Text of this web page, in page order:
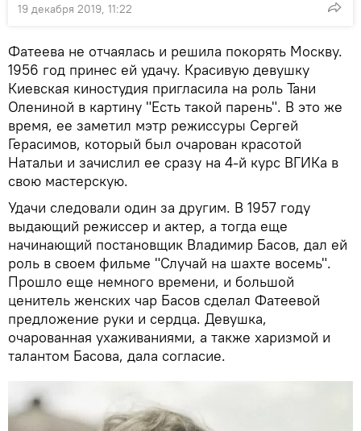
19 декабря 2019, 11:22
Фатеева не отчаялась и решила покорять Москву.
1956 год принес ей удачу. Красивую девушку
Киевская киностудия пригласила на роль Тани
Олениной в картину "Есть такой парень". В это же
время, ее заметил мэтр режиссуры Сергей
Герасимов, который был очарован красотой
Натальи и зачислил ее сразу на 4-й курс ВГИКа в
свою мастерскую.
Удачи следовали один за другим. В 1957 году
выдающий режиссер и актер, а тогда еще
начинающий постановщик Владимир Басов, дал ей
роль в своем фильме "Случай на шахте восемь".
Прошло еще немного времени, и большой
ценитель женских чар Басов сделал Фатеевой
предложение руки и сердца. Девушка,
очарованная ухаживаниями, а также харизмой и
талантом Басова, дала согласие.